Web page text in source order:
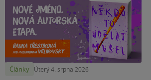
Články Úterý 4. srpna 2026